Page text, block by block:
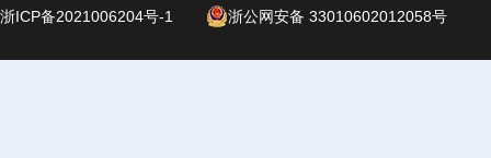
浙ICP备2021006204号-1 浙公网安备 33010602012058号